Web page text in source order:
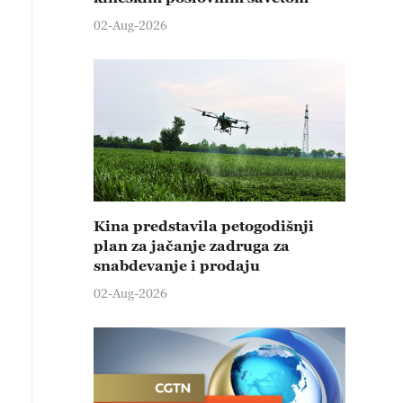
02-Aug-2026
Kina predstavila petogodišnji
plan za jačanje zadruga za
snabdevanje i prodaju
02-Aug-2026